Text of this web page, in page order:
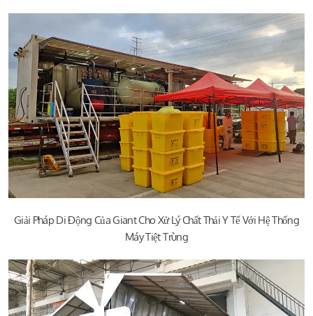
Giải Pháp Di Động Của Giant Cho Xử Lý Chất Thải Y Tế Với Hệ Thống
Máy Tiệt Trùng